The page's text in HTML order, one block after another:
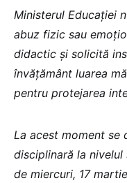
Ministerul Educației
abuz fizic sau
didactic și solicită
învățământ luarea
pentru protejarea
La acest moment se
disciplinară la
de miercuri, 17